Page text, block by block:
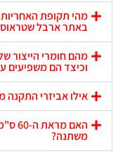
באתר ארבל
וכיצד הם משפיעים
אילו אביזרי התקנה
האם
משתנה?